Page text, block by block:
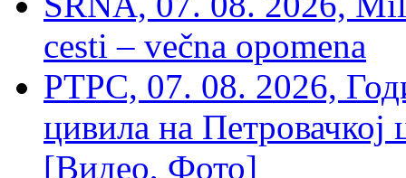
cesti – večna opomena
РТРС, 07. 08. 2026,
цивила на Петровачкој
[Видео, Фото]